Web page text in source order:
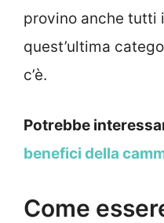
provino anche tutti
quest’ultima
c’è.
Potrebbe
benefici della
Come